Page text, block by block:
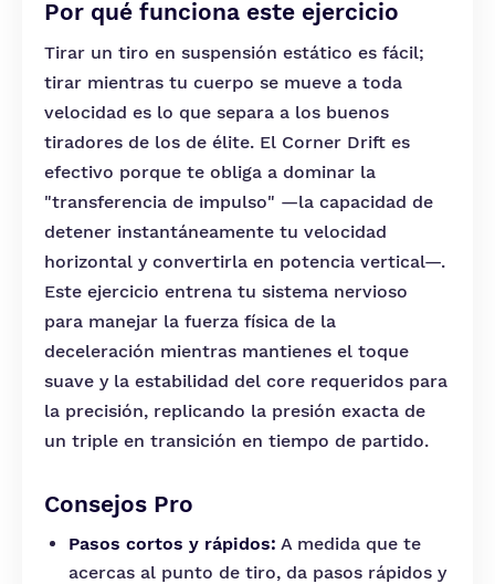
Por qué funciona este ejercicio
Tirar un tiro en suspensión estático es fácil;
tirar mientras tu cuerpo se mueve a toda
velocidad es lo que separa a los buenos
tiradores de los de élite. El Corner Drift es
efectivo porque te obliga a dominar la
"transferencia de impulso" —la capacidad de
detener instantáneamente tu velocidad
horizontal y convertirla en potencia vertical—.
Este ejercicio entrena tu sistema nervioso
para manejar la fuerza física de la
deceleración mientras mantienes el toque
suave y la estabilidad del core requeridos para
la precisión, replicando la presión exacta de
un triple en transición en tiempo de partido.
Consejos Pro
Pasos cortos y rápidos: A medida que te
acercas al punto de tiro, da pasos rápidos y